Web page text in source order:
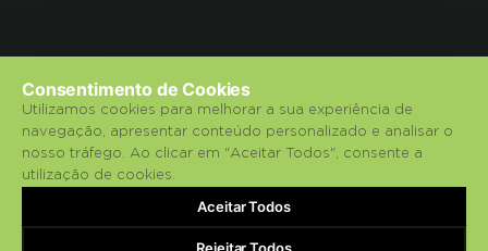
© 2018 Liga para a Protecção da Natureza.
Política de Privacidade
Powered by bluesoft.pt
Consentimento de Cookies
Utilizamos cookies para melhorar a sua experiência de
navegação, apresentar conteúdo personalizado e analisar o
nosso tráfego. Ao clicar em "Aceitar Todos", consente a
utilização de cookies.
Rejeitar Todos
Aceitar Todos